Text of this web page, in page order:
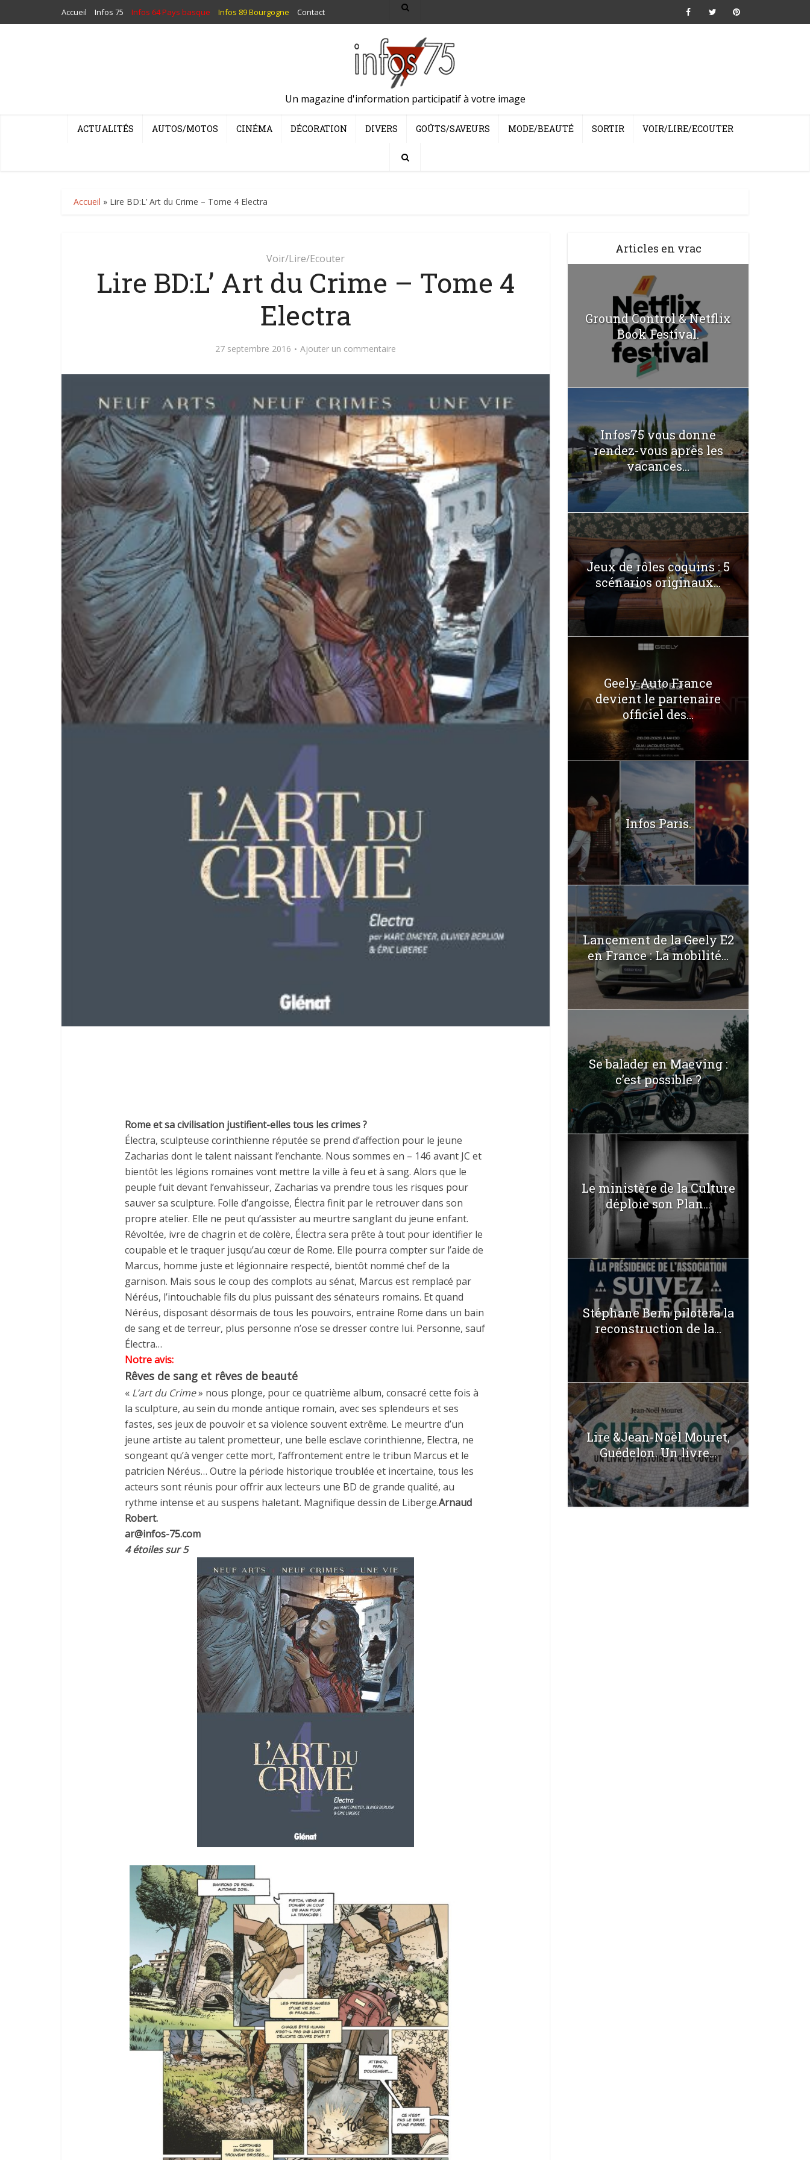
Accueil Infos 75 Infos 64 Pays basque Infos 89 Bourgogne Contact
Un magazine d'information participatif à votre image
ACTUALITÉS AUTOS/MOTOS CINÉMA DÉCORATION DIVERS GOÛTS/SAVEURS MODE/BEAUTÉ SORTIR VOIR/LIRE/ECOUTER
Accueil » Lire BD:L’ Art du Crime – Tome 4 Electra
Voir/Lire/Ecouter
Lire BD:L’ Art du Crime – Tome 4
Electra
27 septembre 2016 Ajouter un commentaire
Rome et sa civilisation justifient-elles tous les crimes ?
Électra, sculpteuse corinthienne réputée se prend d’affection pour le jeune
Zacharias dont le talent naissant l’enchante. Nous sommes en – 146 avant JC et
bientôt les légions romaines vont mettre la ville à feu et à sang. Alors que le
peuple fuit devant l’envahisseur, Zacharias va prendre tous les risques pour
sauver sa sculpture. Folle d’angoisse, Électra finit par le retrouver dans son
propre atelier. Elle ne peut qu’assister au meurtre sanglant du jeune enfant.
Révoltée, ivre de chagrin et de colère, Électra sera prête à tout pour identifier le
coupable et le traquer jusqu’au cœur de Rome. Elle pourra compter sur l’aide de
Marcus, homme juste et légionnaire respecté, bientôt nommé chef de la
garnison. Mais sous le coup des complots au sénat, Marcus est remplacé par
Néréus, l’intouchable fils du plus puissant des sénateurs romains. Et quand
Néréus, disposant désormais de tous les pouvoirs, entraine Rome dans un bain
de sang et de terreur, plus personne n’ose se dresser contre lui. Personne, sauf
Électra…
Notre avis:
Rêves de sang et rêves de beauté
« L’art du Crime» nous plonge, pour ce quatrième album, consacré cette fois à
la sculpture, au sein du monde antique romain, avec ses splendeurs et ses
fastes, ses jeux de pouvoir et sa violence souvent extrême. Le meurtre d’un
jeune artiste au talent prometteur, une belle esclave corinthienne, Electra, ne
songeant qu’à venger cette mort, l’affrontement entre le tribun Marcus et le
patricien Néréus… Outre la période historique troublée et incertaine, tous les
acteurs sont réunis pour offrir aux lecteurs une BD de grande qualité, au
rythme intense et au suspens haletant. Magnifique dessin de Liberge.Arnaud
Robert.
ar@infos-75.com
4 étoiles sur 5
Articles en vrac
Ground Control & Netflix
Book Festival.
Infos75 vous donne
rendez-vous après les
vacances...
Jeux de rôles coquins : 5
scénarios originaux...
Geely Auto France
devient le partenaire
officiel des...
Infos Paris.
Lancement de la Geely E2
en France : La mobilité...
Se balader en Maeving :
c’est possible ?
Le ministère de la Culture
déploie son Plan...
Stéphane Bern pilotera la
reconstruction de la...
Lire &Jean-Noël Mouret,
Guédelon. Un livre...